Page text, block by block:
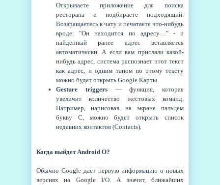
Открываете приложение для поиска
ресторана и подбираете подходящий.
Возвращаетесь к чату и печатаете что-нибудь
вроде: "Он находится по адресу…" - и
найденный ранее адрес вставляется
автоматически. А если вам прислали какой-
нибудь адрес, система распознает этот текст
как адрес, и одним тапом по этому тексту
можно будет открыть Google Карты.
Gesture triggers— функция, которая
увеличит количество жестовых команд.
Например, нарисовав на экране пальцем
букву C, можно будет открыть список
недавних контактов (Contacts).
Когда выйдет Android O?
Обычно Google даёт первую информацию о новых
версиях на Google I/O. А значит, ближайших